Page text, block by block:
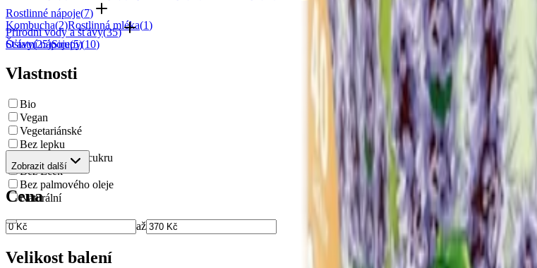
Rostlinné nápoje(7)
Kombucha(2)Rostlinná mléka(1)
Přírodní vody a šťávy(35)
Šťávy(25)Sirupy(10)
Ostatní nápoje(5)
Vlastnosti
Bio
Vegan
Vegetariánské
Bez lepku
Bez přidaného cukru
Bez Éček
Bez palmového oleje
Naturální
Zobrazit další
Cena
až
Velikost balení